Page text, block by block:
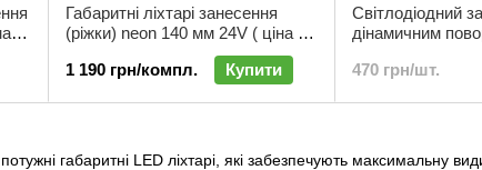
габаритні LED ліхтарі, які забезпечують максимальну
Габаритні ліхтарі занесення
(ріжки) neon 140 мм 24V ( ціна за
1 190 грн/компл.
Купити
Світлодіодний
дінамичним
470 грн/шт.